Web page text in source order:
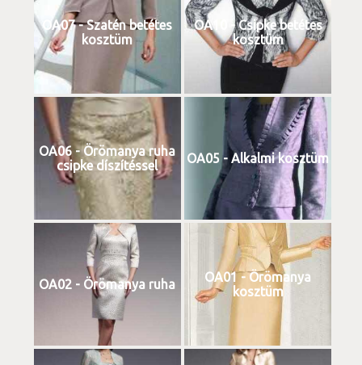
OA07 - Szatén betétes
kosztüm
OA10 - Csipke betétes
kosztüm
OA06 - Örömanya ruha
csipke díszítéssel
OA05 - Alkalmi kosztüm
OA02 - Örömanya ruha
OA01 - Örömanya
kosztüm